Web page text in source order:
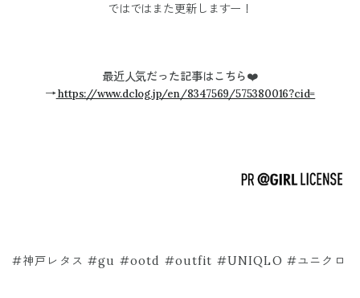
ではではまた更新しますー！
最近人気だった記事はこちら❤️
→https://www.dclog.jp/en/8347569/575380016?cid=
#神戸レタス #gu #ootd #outfit #UNIQLO #ユニクロ